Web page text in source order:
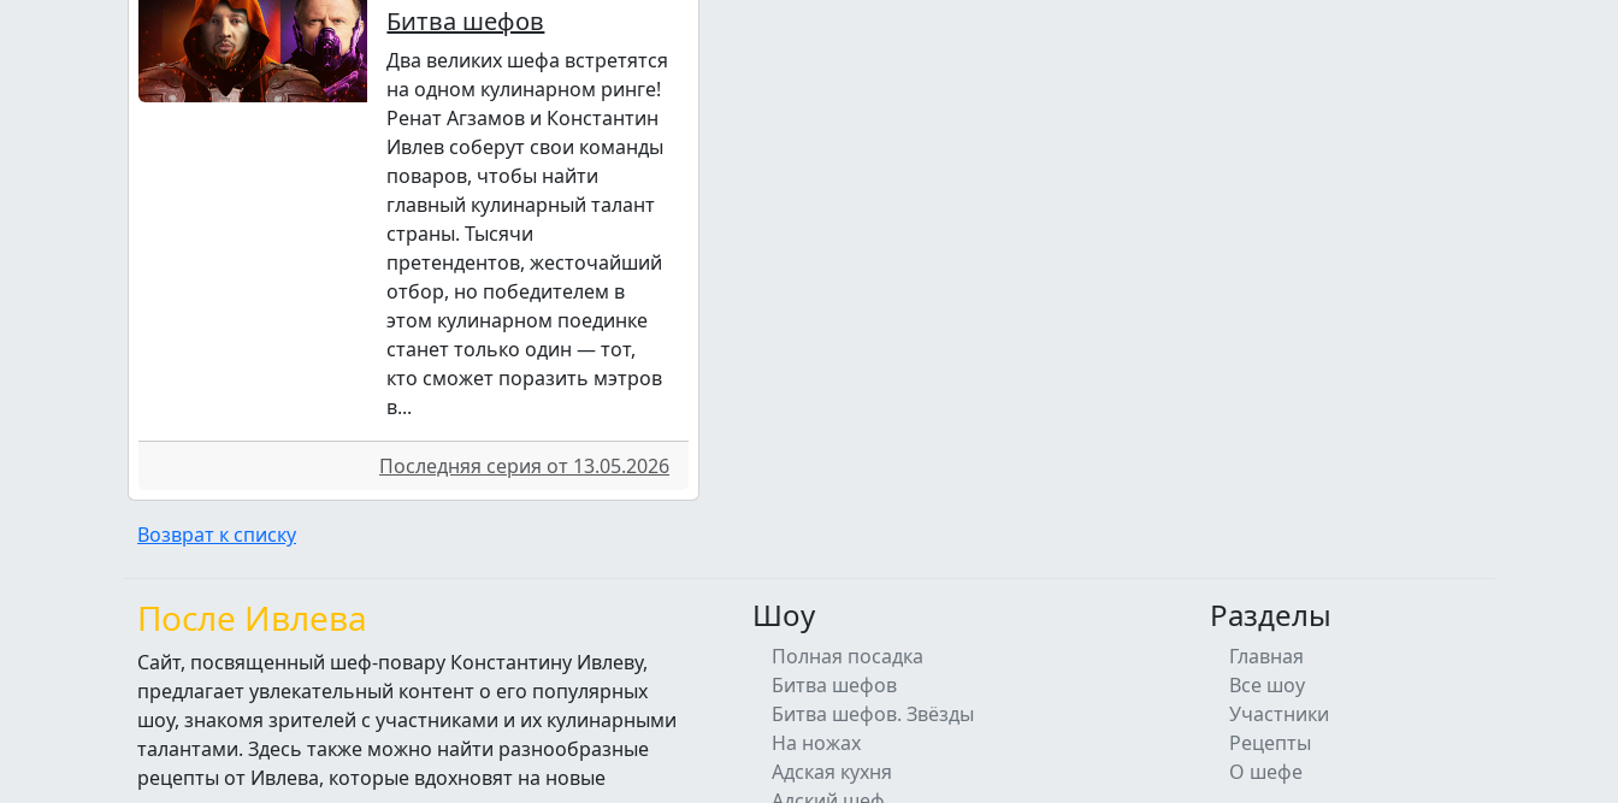
Битва шефов
Два великих шефа встретятся
на одном кулинарном ринге!
Ренат Агзамов и Константин
Ивлев соберут свои команды
поваров, чтобы найти
главный кулинарный талант
страны. Тысячи
претендентов, жесточайший
отбор, но победителем в
этом кулинарном поединке
станет только один — тот,
кто сможет поразить мэтров
в...
Последняя серия от 13.05.2026
Возврат к списку
После Ивлева
Сайт, посвященный шеф-повару Константину Ивлеву,
предлагает увлекательный контент о его популярных
шоу, знакомя зрителей с участниками и их кулинарными
талантами. Здесь также можно найти разнообразные
рецепты от Ивлева, которые вдохновят на новые
Шоу
Полная посадка
Битва шефов
Битва шефов. Звёзды
На ножах
Адская кухня
Разделы
Главная
Все шоу
Участники
Рецепты
О шефе